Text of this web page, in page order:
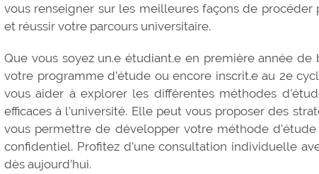
vous renseigner sur les meilleures façons de
et réussir votre parcours universitaire.
Que vous soyez un.e étudiant.e en première année
votre programme d’étude ou encore inscrit.e au 2e
vous aider à explorer les différentes méthodes
efficaces à l’université. Elle peut vous proposer des
vous permettre de développer votre méthode
confidentiel. Profitez d’une consultation individuelle
dès aujourd’hui.